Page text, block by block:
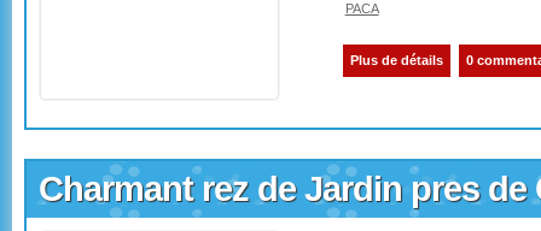
PACA
Plus de détails 0
Charmant rez de Jardin pres de